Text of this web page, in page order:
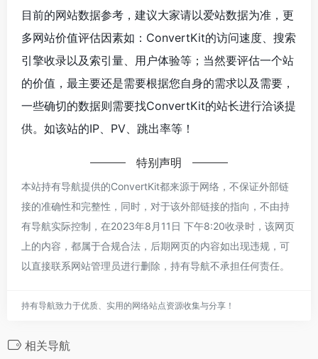
目前的网站数据参考，建议大家请以爱站数据为准，更
多网站价值评估因素如：ConvertKit的访问速度、搜索
引擎收录以及索引量、用户体验等；当然要评估一个站
的价值，最主要还是需要根据您自身的需求以及需要，
一些确切的数据则需要找ConvertKit的站长进行洽谈提
供。如该站的IP、PV、跳出率等！
特别声明
本站持有导航提供的ConvertKit都来源于网络，不保证外部链
接的准确性和完整性，同时，对于该外部链接的指向，不由持
有导航实际控制，在2023年8月11日 下午8:20收录时，该网页
上的内容，都属于合规合法，后期网页的内容如出现违规，可
以直接联系网站管理员进行删除，持有导航不承担任何责任。
持有导航致力于优质、实用的网络站点资源收集与分享！
相关导航